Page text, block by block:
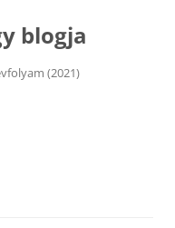
blogja
(2021)